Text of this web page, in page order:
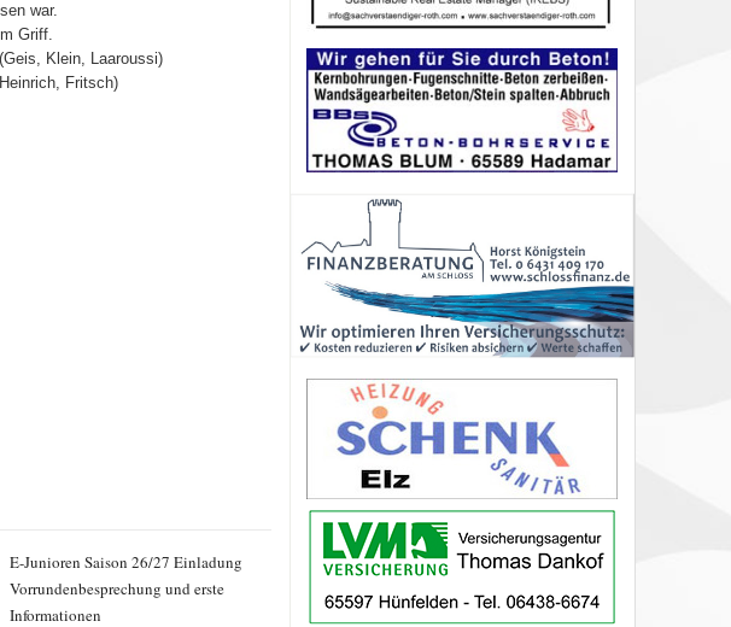
war.
Griff.
Klein, Laaroussi)
Fritsch)
E-Junioren Saison 26/27 Einladung
Vorrundenbesprechung und erste
Informationen